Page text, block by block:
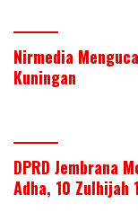
Nirmedia
Kuningan
DPRD Jembrana
Adha, 10